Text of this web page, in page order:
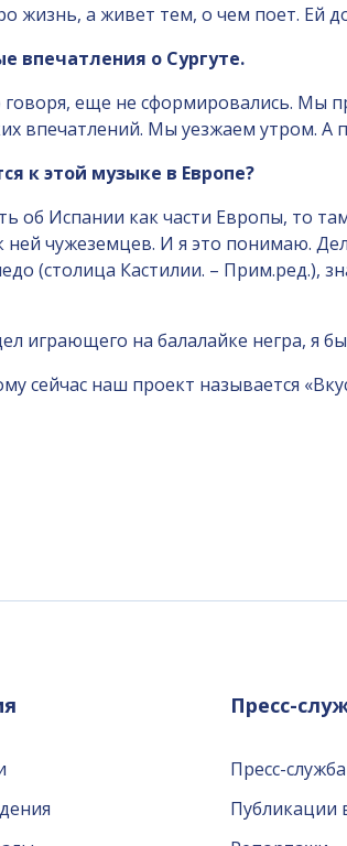
жизнь, а живет тем, о чем поет. Ей
впечатления о Сургуте.
еще не сформировались. Мы
впечатлений. Мы уезжаем утром. А
к этой музыке в Европе?
об Испании как части Европы, то
чужеземцев. И я это понимаю.
(столица Кастилии. – Прим.ред.),
играющего на балалайке негра, я
сейчас наш проект называется
Пресс-
Пресс-служба
Публикации